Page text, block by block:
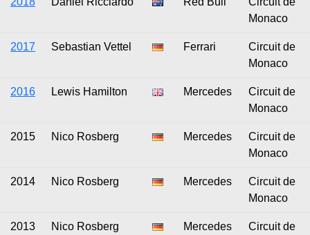
Monaco
2017 Sebastian Vettel Ferrari
Circuit de
Monaco
2016 Lewis Hamilton Mercedes
Circuit de
Monaco
2015 Nico Rosberg Mercedes
Circuit de
Monaco
2014 Nico Rosberg Mercedes
Circuit de
Monaco
2013 Nico Rosberg Mercedes
Circuit de